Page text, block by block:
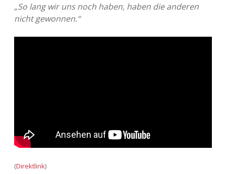
„So lang wir uns noch haben, haben die anderen
nicht gewonnen.“
(Direktlink)